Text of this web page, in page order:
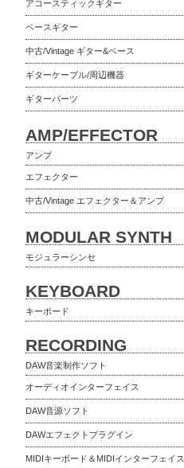
アコースティックギター
ベースギター
中古/Vintage ギター&ベース
ギターケーブル/周辺機器
ギターパーツ
AMP/EFFECTOR
アンプ
エフェクター
中古/Vintage エフェクター＆アンプ
MODULAR SYNTH
モジュラーシンセ
KEYBOARD
キーボード
RECORDING
DAW音楽制作ソフト
オーディオインターフェイス
DAW音源ソフト
DAWエフェクトプラグイン
MIDIキーボード＆MIDIインターフェイス